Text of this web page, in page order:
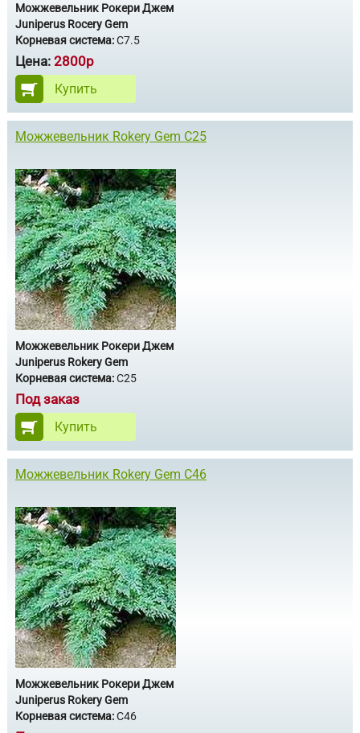
Можжевельник Рокери Джем
Juniperus Rocery Gem
Корневая система:С7.5
Цена: 2800р
Купить
Можжевельник Rokery Gem С25
Можжевельник Рокери Джем
Juniperus Rokery Gem
Корневая система:С25
Под заказ
Купить
Можжевельник Rokery Gem С46
Можжевельник Рокери Джем
Juniperus Rokery Gem
Корневая система:С46